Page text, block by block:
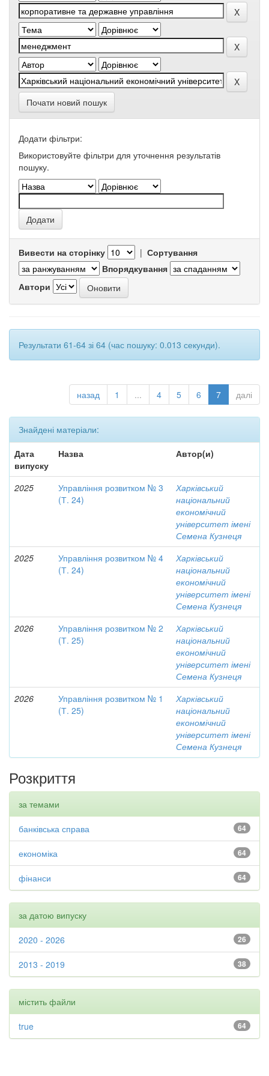
Почати новий пошук
Додати фільтри:
Використовуйте фільтри для уточнення результатів
пошуку.
Вивести на сторінку | Сортування
Впорядкування
Автори
Результати 61-64 зі 64 (час пошуку: 0.013 секунди).
назад 1 ... 4 5 6 7 далі
Знайдені матеріали:
Дата
випуску
Назва Автор(и)
2025
Управління розвитком № 3
(Т. 24)
Харківський
національний
економічний
університет імені
Семена Кузнеця
2025
Управління розвитком № 4
(Т. 24)
Харківський
національний
економічний
університет імені
Семена Кузнеця
2026
Управління розвитком № 2
(Т. 25)
Харківський
національний
економічний
університет імені
Семена Кузнеця
2026
Управління розвитком № 1
(Т. 25)
Харківський
національний
економічний
університет імені
Семена Кузнеця
Розкриття
за темами
64
банківська справа
64
економіка
64
фінанси
за датою випуску
26
2020 - 2026
38
2013 - 2019
містить файли
64
true